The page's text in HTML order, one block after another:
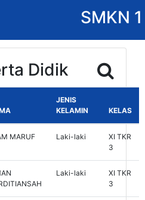
SMKN
Didik
JENIS
KELAMIN
KELAS
MARUF Laki-laki
XI TKR
3
Laki-laki
XI TKR
3